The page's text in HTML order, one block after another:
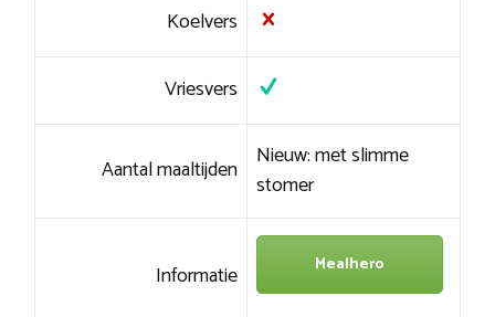
Koelvers
Vriesvers
Aantal maaltijden Nieuw: met slimme
stomer
Informatie Mealhero